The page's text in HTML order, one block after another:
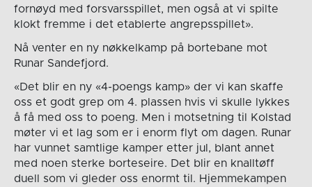
fornøyd med forsvarsspillet, men også at vi spilte
klokt fremme i det etablerte angrepsspillet».
Nå venter en ny nøkkelkamp på bortebane mot
Runar Sandefjord.
«Det blir en ny «4-poengs kamp» der vi kan skaffe
oss et godt grep om 4. plassen hvis vi skulle lykkes
å få med oss to poeng. Men i motsetning til Kolstad
møter vi et lag som er i enorm flyt om dagen. Runar
har vunnet samtlige kamper etter jul, blant annet
med noen sterke borteseire. Det blir en knalltøff
duell som vi gleder oss enormt til. Hjemmekampen